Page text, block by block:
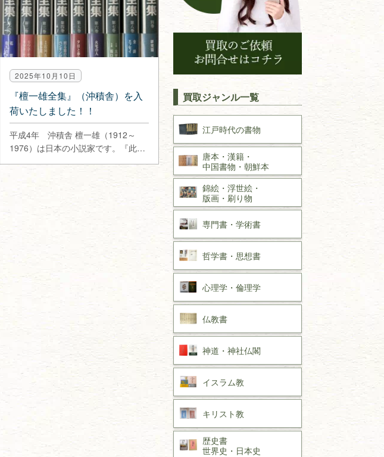
2025年10月10日
『檀一雄全集』（沖積舎）を入
荷いたしました！！
平成4年 沖積舎 檀一雄（1912～
1976）は日本の小説家です。『此家
の性格』を発表後、尾崎一…
買取ジャンル一覧
江戸時代の書物
唐本・漢籍・
中国書物・朝鮮本
錦絵・浮世絵・
版画・刷り物
専門書・ 学術書
哲学書・思想書
心理学・倫理学
仏教書
神道・神社仏閣
イスラム教
キリスト教
歴史書
世界史・ 日本史